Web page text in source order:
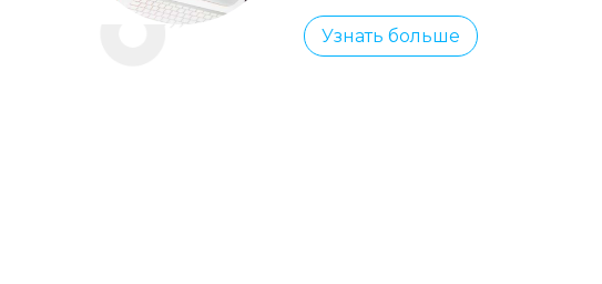
Узнать больше